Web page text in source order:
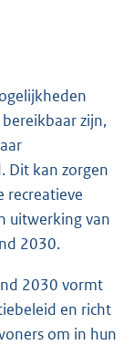
zijn,
Dit kan zorgen
recreatieve
uitwerking van
2030.
2030 vormt
en richt
om in hun